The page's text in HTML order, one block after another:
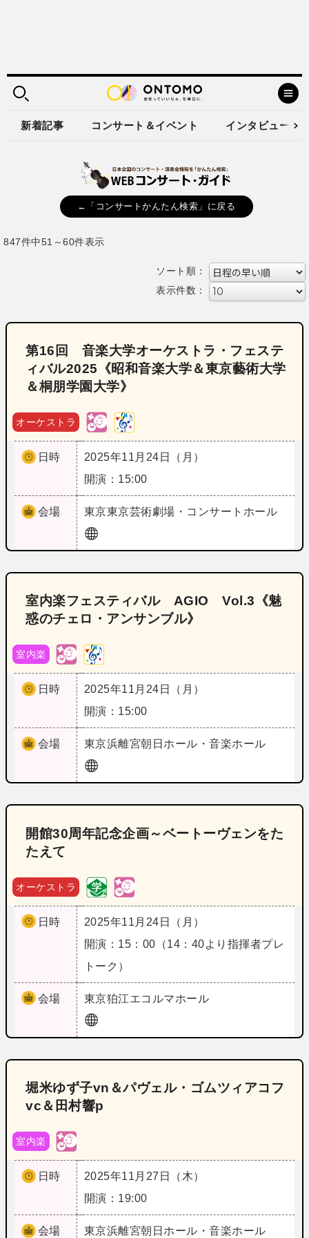
新着記事 コンサート＆イベント インタビュー
←「コンサートかんたん検索」に戻る
847件中51～60件表示
ソート順：
表示件数：
第16回 音楽大学オーケストラ・フェステ
ィバル2025《昭和音楽大学＆東京藝術大学
＆桐朋学園大学》
オーケストラ
日時
2025年11月24日（月）
開演：15:00
会場 東京東京芸術劇場・コンサートホール
室内楽フェスティバル AGIO Vol.3《魅
惑のチェロ・アンサンブル》
室内楽
日時
2025年11月24日（月）
開演：15:00
会場 東京浜離宮朝日ホール・音楽ホール
開館30周年記念企画～ベートーヴェンをた
たえて
オーケストラ
日時
2025年11月24日（月）
開演：15：00（14：40より指揮者プレ
トーク）
会場 東京狛江エコルマホール
堀米ゆず子vn＆パヴェル・ゴムツィアコフ
vc＆田村響p
室内楽
日時
2025年11月27日（木）
開演：19:00
会場 東京浜離宮朝日ホール・音楽ホール